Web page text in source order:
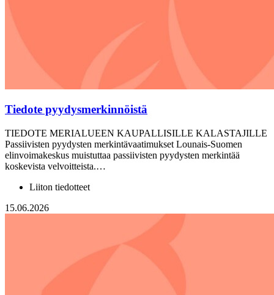
Tiedote pyydysmerkinnöistä
TIEDOTE MERIALUEEN KAUPALLISILLE KALASTAJILLE
Passiivisten pyydysten merkintävaatimukset Lounais-Suomen
elinvoimakeskus muistuttaa passiivisten pyydysten merkintää
koskevista velvoitteista.…
Liiton tiedotteet
15.06.2026